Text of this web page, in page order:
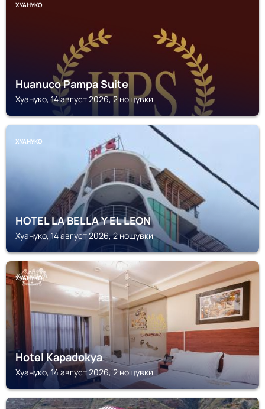
ХУАНУКО
Huanuco Pampa Suite
Хуануко, 14 август 2026, 2 нощувки
ХУАНУКО
HOTEL LA BELLA Y EL LEON
Хуануко, 14 август 2026, 2 нощувки
ХУАНУКО
Hotel Kapadokya
Хуануко, 14 август 2026, 2 нощувки